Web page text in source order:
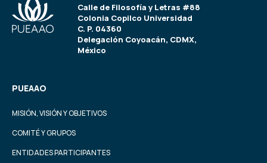
Calle de Filosofía y Letras #88
Colonia Copilco Universidad
C. P. 04360
Delegación Coyoacán, CDMX,
México
PUEAAO
MISIÓN, VISIÓN Y OBJETIVOS
COMITÉ Y GRUPOS
ENTIDADES PARTICIPANTES